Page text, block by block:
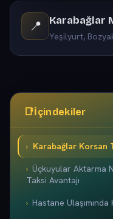
📍 Karabağlar
Yeşilyurt,
📑İçindekiler
Karabağlar Korsan
Üçkuyular Aktarma
Taksi Avantajı
Hastane